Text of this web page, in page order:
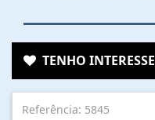
TENHO INTERESSE